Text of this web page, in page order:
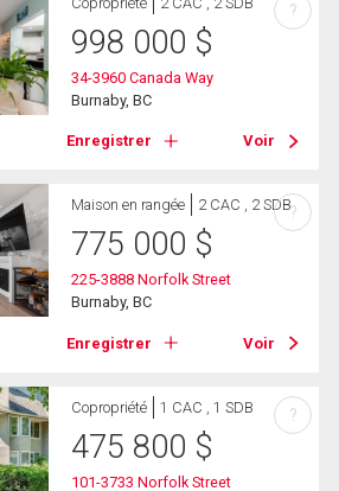
998 000 $
34-3960 Canada Way
Burnaby, BC
Enregistrer Voir
?
Maison en rangée 2 CAC , 2 SDB
775 000 $
225-3888 Norfolk Street
Burnaby, BC
Enregistrer Voir
?
Copropriété 1 CAC , 1 SDB
475 800 $
101-3733 Norfolk Street
?